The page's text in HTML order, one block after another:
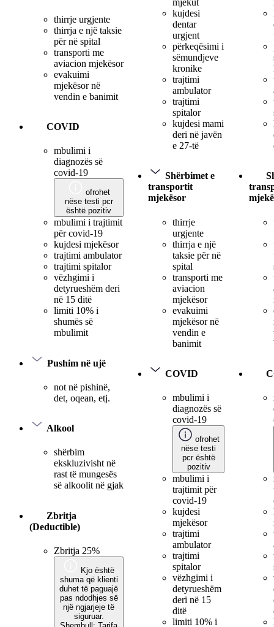
thirrje urgjente
thirrja e një taksie
për në spital
transporti me
aviacion mjekësor
evakuimi
mjekësor në
vendin e banimit
COVID
mbulimi i
diagnozës së
covid-19
ofrohet
nëse testi pcr
është pozitiv
mbulimi i trajtimit
për covid-19
kujdesi mjekësor
trajtimi ambulator
trajtimi spitalor
vëzhgimi i
detyrueshëm deri
në 15 ditë
limiti 10% i
shumës së
mbulimit
Pushim në ujë
not në pishinë,
det, oqean, etj.
Alkool
shërbim
ekskluzivisht në
rast të mungesës
së alkoolit në gjak
Zbritja
(Deductible)
Zbritja 25%
Kjo është
shuma që klienti
duhet të paguajë
pas ndodhjes së
një ngjarjeje të
siguruar.
mjekut
kujdesi
dentar
urgjent
përkeqësimi i
sëmundjeve
kronike
trajtimi
ambulator
trajtimi
spitalor
kujdesi mami
deri në javën
e 27-të
Shërbimet e
transportit
mjekësor
thirrje
urgjente
thirrja e një
taksie për në
spital
transporti me
aviacion
mjekësor
evakuimi
mjekësor në
vendin e
banimit
COVID
mbulimi i
diagnozës së
covid-19
ofrohet
nëse testi
pcr është
pozitiv
mbulimi i
trajtimit për
covid-19
kujdesi
mjekësor
trajtimi
ambulator
trajtimi
spitalor
vëzhgimi i
detyrueshëm
deri në 15
ditë
limiti 10% i